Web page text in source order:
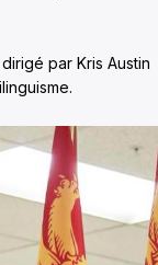
par Kris Austin